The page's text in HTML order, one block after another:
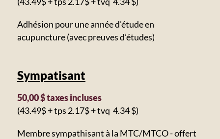
Adhésion pour une année d’étude en
acupuncture (avec preuves d’études)
Sympatisant
50,00 $ taxes incluses
(43.49$ + tps 2.17$ + tvq 4.34 $)
Membre sympathisant à la MTC/MTCO - offert